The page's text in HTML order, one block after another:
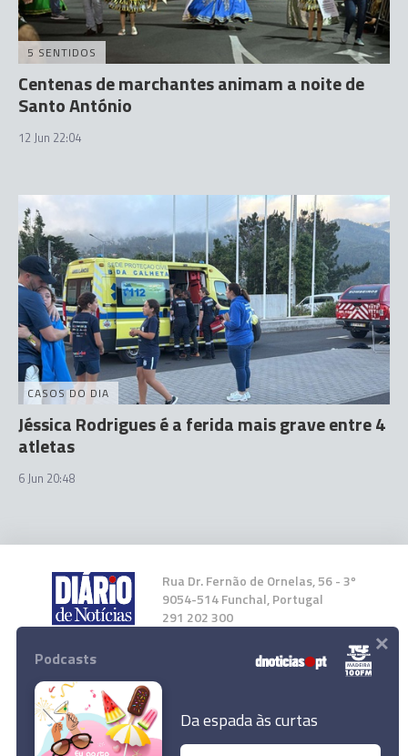
5 SENTIDOS
Centenas de marchantes animam a noite de
Santo António
12 Jun 22:04
CASOS DO DIA
Jéssica Rodrigues é a ferida mais grave entre 4
atletas
6 Jun 20:48
Rua Dr. Fernão de Ornelas, 56 - 3º
9054-514 Funchal, Portugal
291 202 300
Instale a nossa App
Podcasts
Da espada às curtas
×